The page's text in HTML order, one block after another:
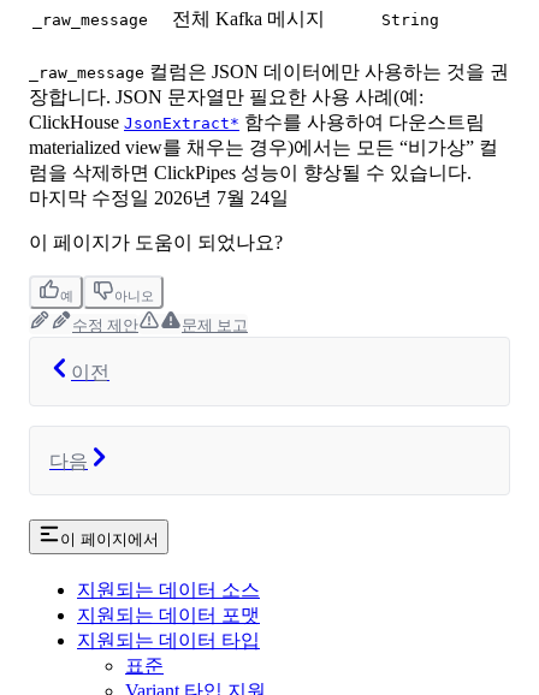
_raw_message 전체 Kafka 메시지 String
_raw_message 컬럼은 JSON 데이터에만 사용하는 것을 권
장합니다. JSON 문자열만 필요한 사용 사례(예:
ClickHouse JsonExtract* 함수를 사용하여 다운스트림
materialized view를 채우는 경우)에서는 모든 “비가상” 컬
럼을 삭제하면 ClickPipes 성능이 향상될 수 있습니다.
마지막 수정일 2026년 7월 24일
이 페이지가 도움이 되었나요?
예 아니오
수정 제안 문제 보고
이전
다음
이 페이지에서
지원되는 데이터 소스
지원되는 데이터 포맷
지원되는 데이터 타입
표준
Variant 타입 지원